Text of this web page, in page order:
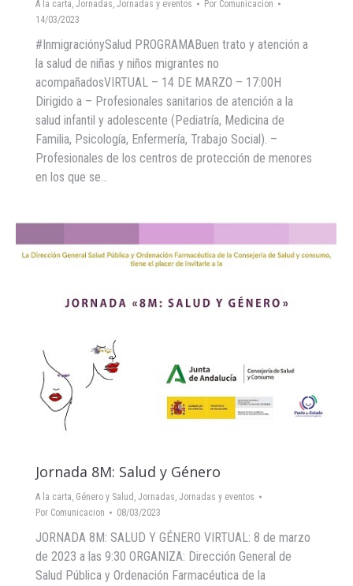
A la carta, Jornadas, Jornadas y eventos Por Comunicacion
14/03/2023
#InmigraciónySalud PROGRAMABuen trato y atención a
la salud de niñas y niños migrantes no
acompañadosVIRTUAL – 14 DE MARZO – 17:00H
Dirigido a – Profesionales sanitarios de atención a la
salud infantil y adolescente (Pediatría, Medicina de
Familia, Psicología, Enfermería, Trabajo Social). –
Profesionales de los centros de protección de menores
en los que se…
Jornada 8M: Salud y Género
A la carta, Género y Salud , Jornadas, Jornadas y eventos
Por Comunicacion 08/03/2023
JORNADA 8M: SALUD Y GÉNERO VIRTUAL: 8 de marzo
de 2023 a las 9:30 ORGANIZA: Dirección General de
Salud Pública y Ordenación Farmacéutica de la